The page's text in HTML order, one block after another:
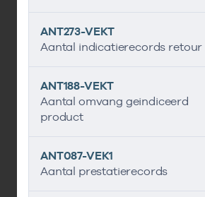
ANT273-VEKT
Aantal indicatierecords retour
ANT188-VEKT
Aantal omvang geindiceerd
product
ANT087-VEK1
Aantal prestatierecords